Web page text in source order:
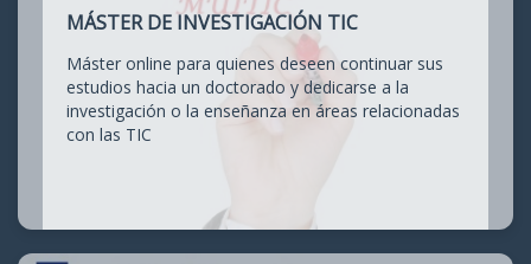
MÁSTER DE INVESTIGACIÓN TIC
Máster online para quienes deseen continuar sus
estudios hacia un doctorado y dedicarse a la
investigación o la enseñanza en áreas relacionadas
con las TIC